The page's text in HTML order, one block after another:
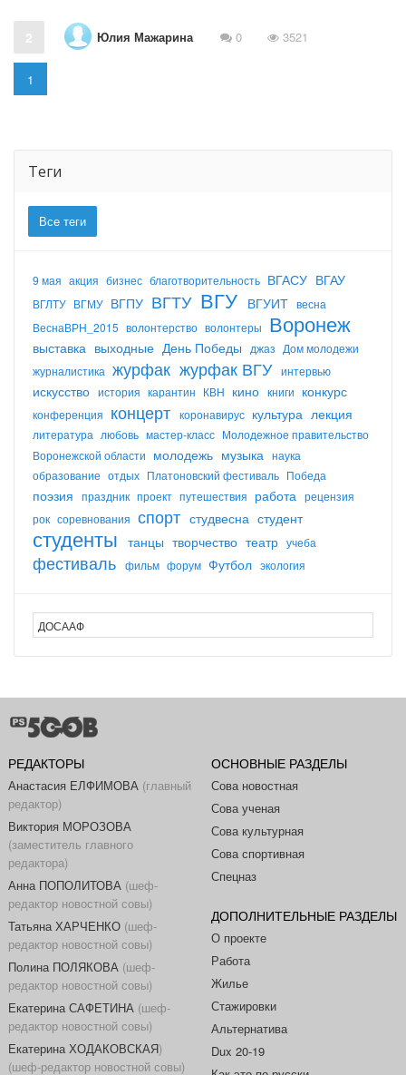
2 Юлия Мажарина 0 3521
1
Теги
Все теги
9 мая акция бизнес благотворительность ВГАСУ ВГАУ
ВГЛТУ ВГМУ ВГПУ ВГТУ ВГУ ВГУИТ весна
ВеснаВРН_2015 волонтерство волонтеры Воронеж
выставка выходные День Победы джаз Дом молодежи
журналистика журфак журфак ВГУ интервью
искусство история карантин КВН кино книги конкурс
конференция концерт коронавирус культура лекция
литература любовь мастер-класс Молодежное правительство
Воронежской области молодежь музыка наука
образование отдых Платоновский фестиваль Победа
поэзия праздник проект путешествия работа рецензия
рок соревнования спорт студвесна студент
студенты танцы творчество театр учеба
фестиваль фильм форум Футбол экология
РЕДАКТОРЫ
Анастасия ЕЛФИМОВА(главный
редактор)
Виктория МОРОЗОВА
(заместитель главного
редактора)
Анна ПОПОЛИТОВА(шеф-
редактор новостной совы)
Татьяна ХАРЧЕНКО(шеф-
редактор новостной совы)
Полина ПОЛЯКОВА(шеф-
редактор новостной совы)
Екатерина САФЕТИНА(шеф-
редактор новостной совы)
Екатерина ХОДАКОВСКАЯ)
(шеф-редактор новостной совы)
ОСНОВНЫЕ РАЗДЕЛЫ
Сова новостная
Сова ученая
Сова культурная
Сова спортивная
Спецназ
ДОПОЛНИТЕЛЬНЫЕ РАЗДЕЛЫ
О проекте
Работа
Жилье
Стажировки
Альтернатива
Dux 20-19